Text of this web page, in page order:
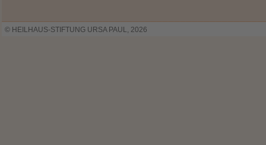
© HEILHAUS-STIFTUNG URSA PAUL, 2026